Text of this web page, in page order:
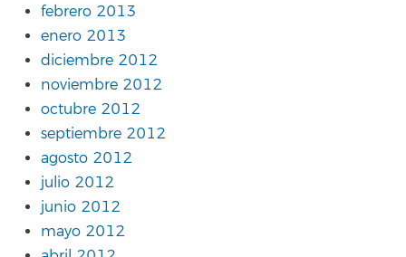
febrero 2013
enero 2013
diciembre 2012
noviembre 2012
octubre 2012
septiembre 2012
agosto 2012
julio 2012
junio 2012
mayo 2012